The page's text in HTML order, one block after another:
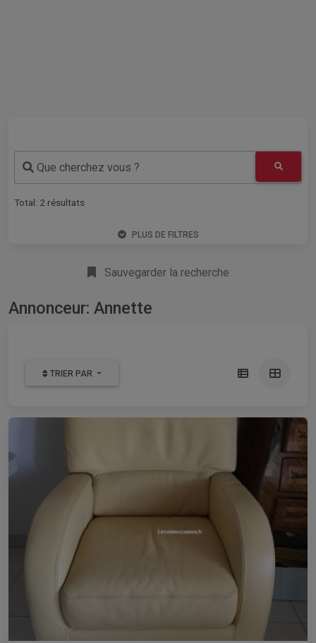
Que cherchez vous ?
Total: 2 résultats
PLUS DE FILTRES
Sauvegarder la recherche
Annonceur: Annette
TRIER PAR